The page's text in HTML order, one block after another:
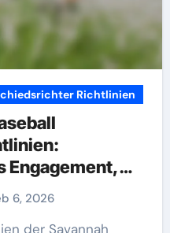
Richtlinien
Engagement,
6, 2026